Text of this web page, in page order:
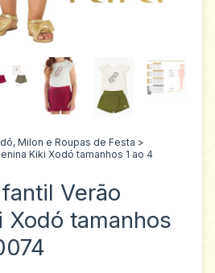
Milon e Roupas de Festa >
Kiki Xodó tamanhos 1 ao 4
Verão
Xodó tamanhos